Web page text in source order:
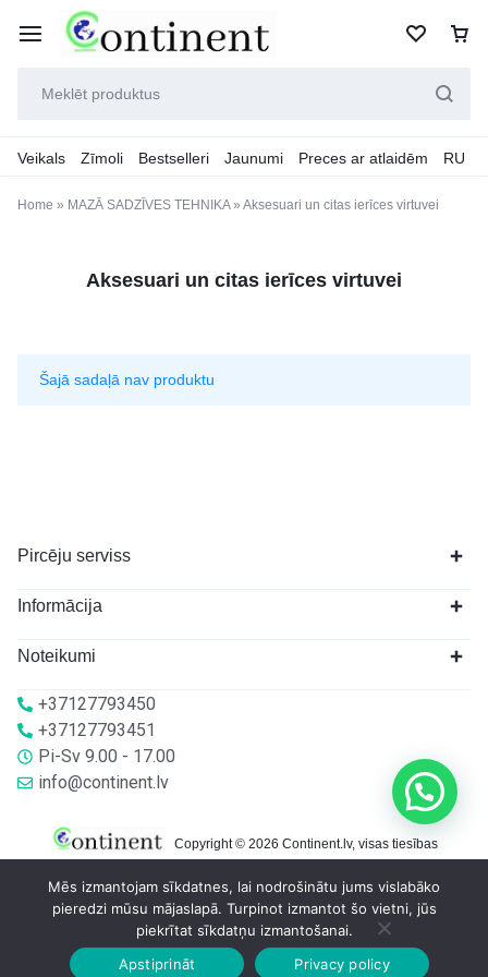
Veikals Zīmoli Bestselleri Jaunumi Preces ar atlaidēm RU
Home » MAZĀ SADZĪVES TEHNIKA» Aksesuari un citas ierīces virtuvei
Aksesuari un citas ierīces virtuvei
Šajā sadaļā nav produktu
Pircēju serviss
Informācija
Noteikumi
+37127793450
+37127793451
Pi-Sv 9.00 - 17.00
info@continent.lv
Copyright © 2026 Continent.lv, visas tiesības
Sākumlapa Veikalā Grozs
Mēs izmantojam sīkdatnes, lai nodrošinātu jums vislabāko
pieredzi mūsu mājaslapā. Turpinot izmantot šo vietni, jūs
piekrītat sīkdatņu izmantošanai.
Apstiprināt
Privacy policy